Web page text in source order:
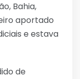
Bahia,
aportado
e estava
de